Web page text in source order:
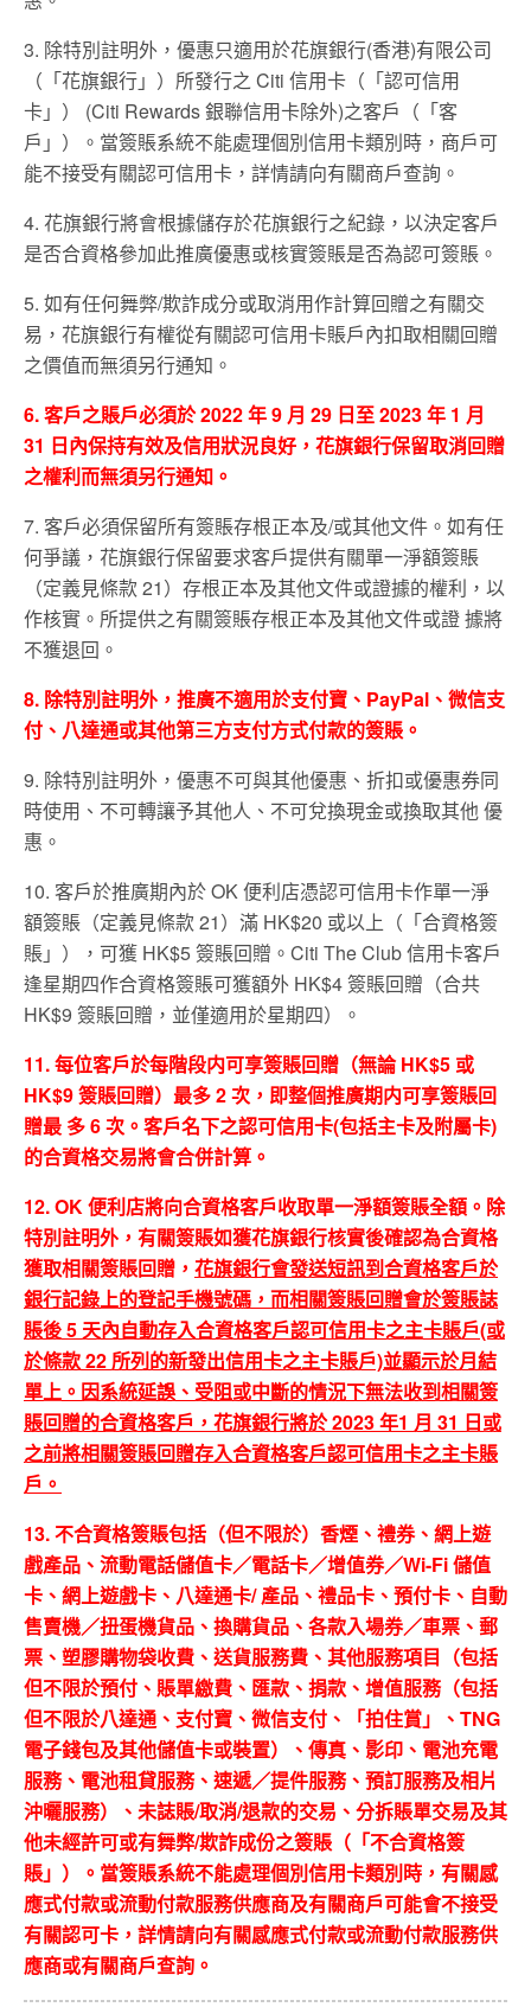
3. 除特別註明外，優惠只適用於花旗銀行(香港)有限公司
（「花旗銀行」）所發行之 Citi 信用卡（「認可信用
卡」） (Citi Rewards 銀聯信用卡除外)之客戶（「客
戶」）。當簽賬系統不能處理個別信用卡類別時，商戶可
能不接受有關認可信用卡，詳情請向有關商戶查詢。
4. 花旗銀行將會根據儲存於花旗銀行之紀錄，以決定客戶
是否合資格參加此推廣優惠或核實簽賬是否為認可簽賬。
5. 如有任何舞弊/欺詐成分或取消用作計算回贈之有關交
易，花旗銀行有權從有關認可信用卡賬戶內扣取相關回贈
之價值而無須另行通知。
6. 客戶之賬戶必須於 2022 年 9 月 29 日至 2023 年 1 月
31 日內保持有效及信用狀況良好，花旗銀行保留取消回贈
之權利而無須另行通知。
7. 客戶必須保留所有簽賬存根正本及/或其他文件。如有任
何爭議，花旗銀行保留要求客戶提供有關單一淨額簽賬
（定義見條款 21）存根正本及其他文件或證據的權利，以
作核實。所提供之有關簽賬存根正本及其他文件或證 據將
不獲退回。
8. 除特別註明外，推廣不適用於支付寶、PayPal、微信支
付、八達通或其他第三方支付方式付款的簽賬。
9. 除特別註明外，優惠不可與其他優惠、折扣或優惠券同
時使用、不可轉讓予其他人、不可兌換現金或換取其他 優
惠。
10. 客戶於推廣期內於 OK 便利店憑認可信用卡作單一淨
額簽賬（定義見條款 21）滿 HK$20 或以上（「合資格簽
賬」），可獲 HK$5 簽賬回贈。Citi The Club 信用卡客戶
逢星期四作合資格簽賬可獲額外 HK$4 簽賬回贈（合共
HK$9 簽賬回贈，並僅適用於星期四）。
11. 每位客戶於每階段内可享簽賬回贈（無論 HK$5 或
HK$9 簽賬回贈）最多 2 次，即整個推廣期内可享簽賬回
贈最 多 6 次。客戶名下之認可信用卡(包括主卡及附屬卡)
的合資格交易將會合併計算。
12. OK 便利店將向合資格客戶收取單一淨額簽賬全額。除
特別註明外，有關簽賬如獲花旗銀行核實後確認為合資格
獲取相關簽賬回贈， 花旗銀行會發送短訊到合資格客戶於
銀行記錄上的登記手機號碼，而相關簽賬回贈會於簽賬誌
賬後 5 天內自動存入合資格客戶認可信用卡之主卡賬戶(或
於條款 22 所列的新發出信用卡之主卡賬戶)並顯示於月結
單上。因系統延誤、受阻或中斷的情況下無法收到相關簽
賬回贈的合資格客戶，花旗銀行將於 2023 年1 月 31 日或
之前將相關簽賬回贈存入合資格客戶認可信用卡之主卡賬
戶。
13. 不合資格簽賬包括（但不限於）香煙、禮券、網上遊
戲產品、流動電話儲值卡／電話卡／增值券／Wi-Fi 儲值
卡、網上遊戲卡、八達通卡/ 產品、禮品卡、預付卡、自動
售賣機／扭蛋機貨品、換購貨品、各款入場券／車票、郵
票、塑膠購物袋收費、送貨服務費、其他服務項目（包括
但不限於預付、賬單繳費、匯款、捐款、增值服務（包括
但不限於八達通、支付寶、微信支付、「拍住賞」、TNG
電子錢包及其他儲值卡或裝置）、傳真、影印、電池充電
服務、電池租貸服務、速遞／提件服務、預訂服務及相片
沖曬服務）、未誌賬/取消/退款的交易、分拆賬單交易及其
他未經許可或有舞弊/欺詐成份之簽賬（「不合資格簽
賬」）。當簽賬系統不能處理個別信用卡類別時，有關感
應式付款或流動付款服務供應商及有關商戶可能會不接受
有關認可卡，詳情請向有關感應式付款或流動付款服務供
應商或有關商戶查詢。